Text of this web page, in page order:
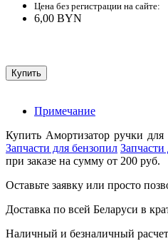
Цена без регистрации на сайте:
6,00 BYN
Примечание
Купить Амортизатор ручки
Запчасти для бензопил Запчасти
при заказе на сумму от 200 руб.
Оставьте заявку или просто
Доставка по всей Беларуси в
Наличный и безналичный